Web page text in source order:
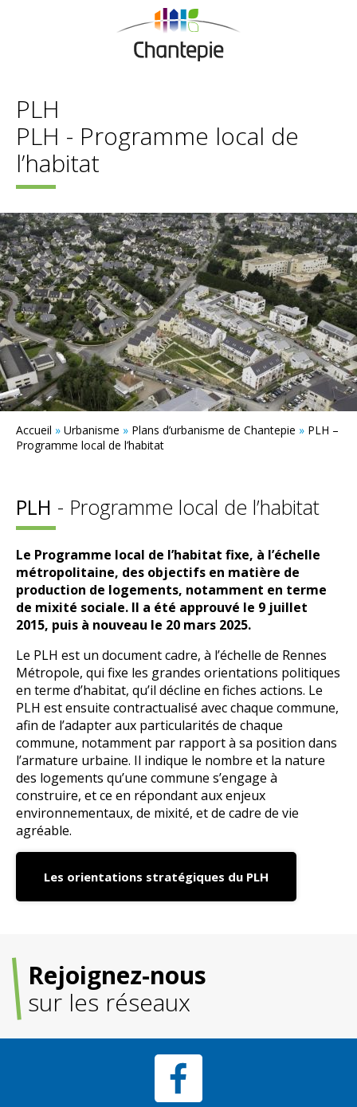
PLH
PLH - Programme local de
l’habitat
Accueil » Urbanisme » Plans d’urbanisme de Chantepie » PLH –
Programme local de l’habitat
PLH - Programme local de l’habitat
Le Programme local de l’habitat fixe, à l’échelle
métropolitaine, des objectifs en matière de
production de logements, notamment en terme
de mixité sociale. Il a été approuvé le 9 juillet
2015, puis à nouveau le 20 mars 2025.
Le PLH est un document cadre, à l’échelle de Rennes
Métropole, qui fixe les grandes orientations politiques
en terme d’habitat, qu’il décline en fiches actions. Le
PLH est ensuite contractualisé avec chaque commune,
afin de l’adapter aux particularités de chaque
commune, notamment par rapport à sa position dans
l’armature urbaine. Il indique le nombre et la nature
des logements qu’une commune s’engage à
construire, et ce en répondant aux enjeux
environnementaux, de mixité, et de cadre de vie
agréable.
Les orientations stratégiques du PLH
Rejoignez-nous
sur les réseaux